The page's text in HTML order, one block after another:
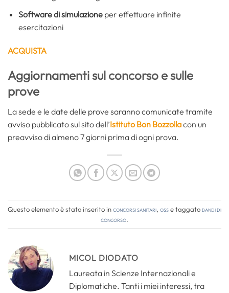
Software di simulazioneper effettuare infinite
esercitazioni
ACQUISTA
Aggiornamenti sul concorso e sulle
prove
La sede e le date delle prove saranno comunicate tramite
avviso pubblicato sul sito dell’Istituto Bon Bozzollacon un
preavviso di almeno 7 giorni prima di ogni prova.
Questo elemento è stato inserito inConcorsi Sanitari, OSSe taggatobandi di
concorso.
MICOL DIODATO
Laureata in Scienze Internazionali e
Diplomatiche. Tanti i miei interessi, tra